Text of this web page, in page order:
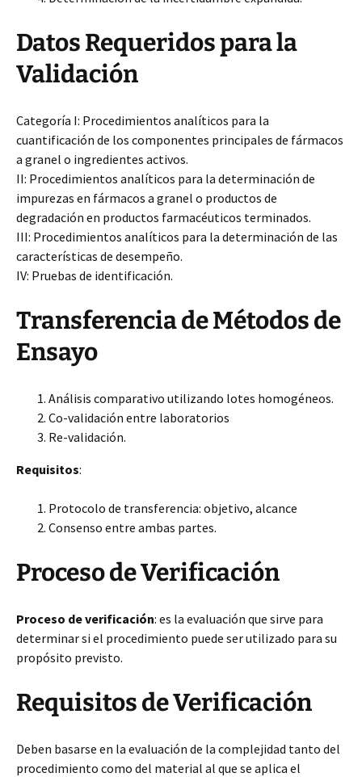
Datos Requeridos para la
Validación
Categoría I: Procedimientos analíticos para la
cuantificación de los componentes principales de fármacos
a granel o ingredientes activos.
II: Procedimientos analíticos para la determinación de
impurezas en fármacos a granel o productos de
degradación en productos farmacéuticos terminados.
III: Procedimientos analíticos para la determinación de las
características de desempeño.
IV: Pruebas de identificación.
Transferencia de Métodos de
Ensayo
Análisis comparativo utilizando lotes homogéneos.
Co-validación entre laboratorios
Re-validación.
Requisitos:
Protocolo de transferencia: objetivo, alcance
Consenso entre ambas partes.
Proceso de Verificación
Proceso de verificación: es la evaluación que sirve para
determinar si el procedimiento puede ser utilizado para su
propósito previsto.
Requisitos de Verificación
Deben basarse en la evaluación de la complejidad tanto del
procedimiento como del material al que se aplica el